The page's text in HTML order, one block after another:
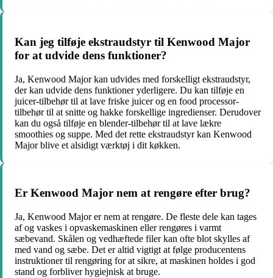
Kan jeg tilføje ekstraudstyr til Kenwood Major
for at udvide dens funktioner?
Ja, Kenwood Major kan udvides med forskelligt ekstraudstyr,
der kan udvide dens funktioner yderligere. Du kan tilføje en
juicer-tilbehør til at lave friske juicer og en food processor-
tilbehør til at snitte og hakke forskellige ingredienser. Derudover
kan du også tilføje en blender-tilbehør til at lave lækre
smoothies og suppe. Med det rette ekstraudstyr kan Kenwood
Major blive et alsidigt værktøj i dit køkken.
Er Kenwood Major nem at rengøre efter brug?
Ja, Kenwood Major er nem at rengøre. De fleste dele kan tages
af og vaskes i opvaskemaskinen eller rengøres i varmt
sæbevand. Skålen og vedhæftede filer kan ofte blot skylles af
med vand og sæbe. Det er altid vigtigt at følge producentens
instruktioner til rengøring for at sikre, at maskinen holdes i god
stand og forbliver hygiejnisk at bruge.